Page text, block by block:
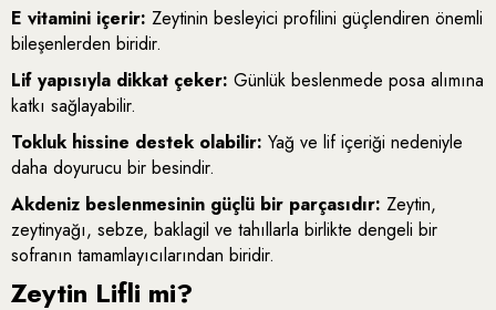
E vitamini içerir: Zeytinin besleyici profilini güçlendiren önemli
bileşenlerden biridir.
Lif yapısıyla dikkat çeker: Günlük beslenmede posa alımına
katkı sağlayabilir.
Tokluk hissine destek olabilir: Yağ ve lif içeriği nedeniyle
daha doyurucu bir besindir.
Akdeniz beslenmesinin güçlü bir parçasıdır: Zeytin,
zeytinyağı, sebze, baklagil ve tahıllarla birlikte dengeli bir
sofranın tamamlayıcılarından biridir.
Zeytin Lifli mi?